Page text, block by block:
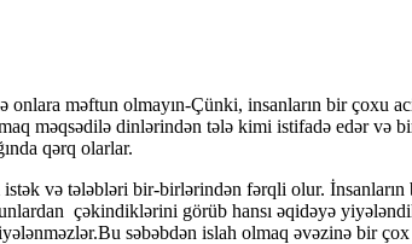
onlara məftun olmayın-Çünki, insanların bir çoxu
məqsədilə dinlərindən tələ kimi istifadə edər və
qərq olarlar.
və tələbləri bir-birlərindən fərqli olur.
çəkindiklərini görüb hansı əqidəyə
səbəbdən islah olmaq əvəzinə bir